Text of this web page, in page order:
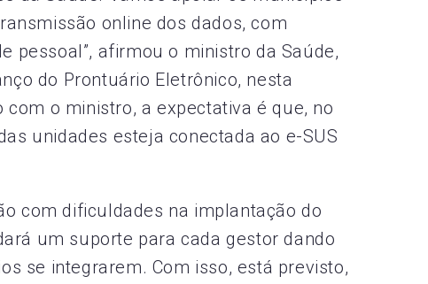
online dos dados, com
pessoal”, afirmou o ministro da Saúde,
do Prontuário Eletrônico, nesta
o ministro, a expectativa é que, no
unidades esteja conectada ao e-SUS
com dificuldades na implantação do
um suporte para cada gestor dando
se integrarem. Com isso, está previsto,